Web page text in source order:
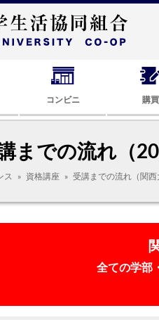
コンビニ 購買
までの流れ（
ス 資格講座 受講までの流れ（関西
全ての学部